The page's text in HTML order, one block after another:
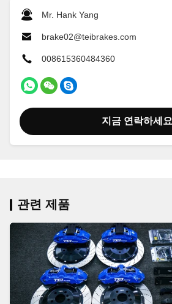
Mr. Hank Yang
brake02@teibrakes.com
008615360484360
지금 연락하세요
관련 제품